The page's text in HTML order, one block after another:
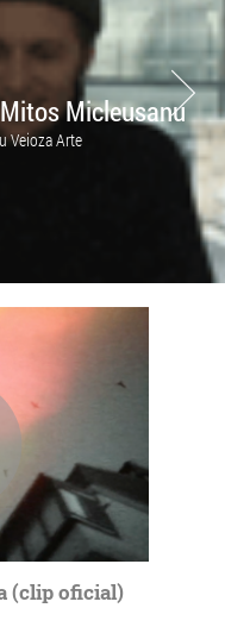
Micleusanu
(clip oficial)